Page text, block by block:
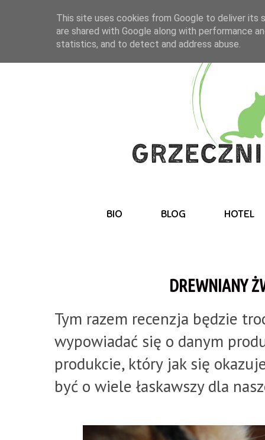
BIO BLOG HOTEL
DREWNIANY
Tym razem recenzja będzie
wypowiadać się o danym
produkcie, który jak się
być o wiele łaskawszy dla
This site uses cookies from Google to deliver its
are shared with Google along with performance
statistics, and to detect and address abuse.